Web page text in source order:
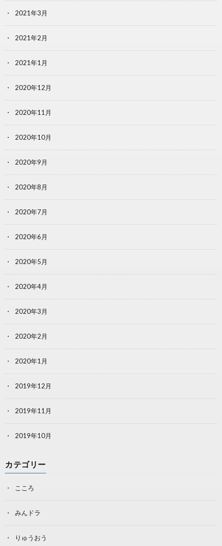
2021年3月
2021年2月
2021年1月
2020年12月
2020年11月
2020年10月
2020年9月
2020年8月
2020年7月
2020年6月
2020年5月
2020年4月
2020年3月
2020年2月
2020年1月
2019年12月
2019年11月
2019年10月
カテゴリー
こころ
みんドラ
りゅうおう